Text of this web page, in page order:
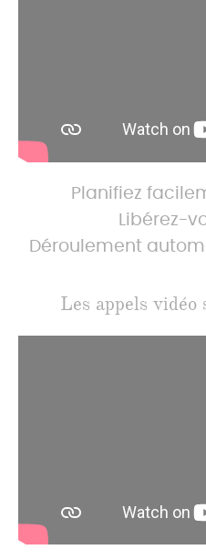
Planifiez
Libérez-
Déroulement
Les appels vidéo